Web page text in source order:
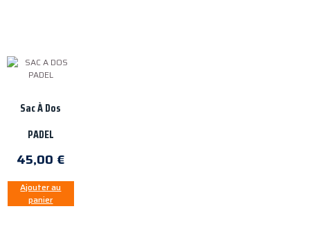
Sac À Dos
PADEL
45,00 €
Ajouter au
panier